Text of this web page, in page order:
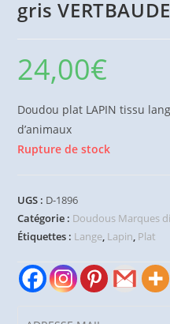
gris
24,00€
Doudou plat LAPIN tissu
d’animaux
Rupture de stock
UGS : D-1896
Catégorie : Doudous Marques
Étiquettes : Lange, Lapin, Plat